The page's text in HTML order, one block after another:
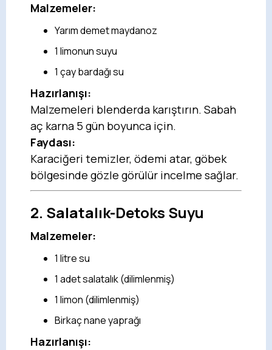
Malzemeler:
Yarım demet maydanoz
1 limonun suyu
1 çay bardağı su
Hazırlanışı:
Malzemeleri blenderda karıştırın. Sabah
aç karna 5 gün boyunca için.
Faydası:
Karaciğeri temizler, ödemi atar, göbek
bölgesinde gözle görülür incelme sağlar.
2. Salatalık-Detoks Suyu
Malzemeler:
1 litre su
1 adet salatalık (dilimlenmiş)
1 limon (dilimlenmiş)
Birkaç nane yaprağı
Hazırlanışı: